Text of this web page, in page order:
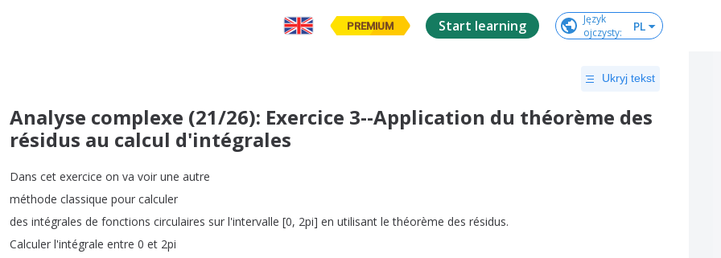
PREMIUM Start learning
Język
ojczysty: PL
Ukryj tekst
Analyse complexe (21/26): Exercice 3--Application du théorème des
résidus au calcul d'intégrales
Dans cet exercice on va voir une autre
méthode classique pour calculer
des intégrales de fonctions circulaires sur l'intervalle [0, 2pi] en utilisant le théorème des résidus.
Calculer l'intégrale entre 0 et 2pi